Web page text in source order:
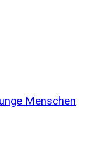
Menschen